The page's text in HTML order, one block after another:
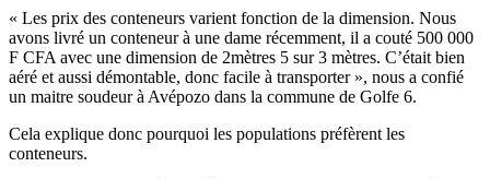
« Les prix des conteneurs varient fonction de la dimension. Nous
avons livré un conteneur à une dame récemment, il a couté 500 000
F CFA avec une dimension de 2mètres 5 sur 3 mètres. C’était bien
aéré et aussi démontable, donc facile à transporter », nous a confié
un maitre soudeur à Avépozo dans la commune de Golfe 6.
Cela explique donc pourquoi les populations préfèrent les
conteneurs.